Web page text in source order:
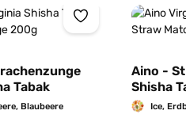
Tabak
Blaubeere
Aino -
Shisha
Ice,